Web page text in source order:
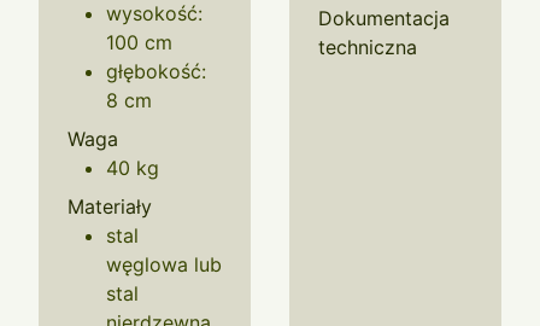
wysokość:
100 cm
głębokość:
8 cm
Waga
40 kg
Materiały
stal
węglowa lub
stal
Dokumentacja
techniczna